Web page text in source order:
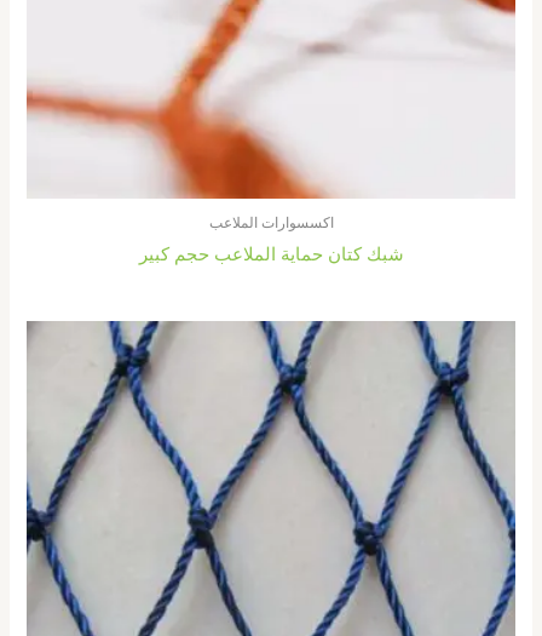
اكسسوارات الملاعب
شبك كتان حماية الملاعب حجم كبير